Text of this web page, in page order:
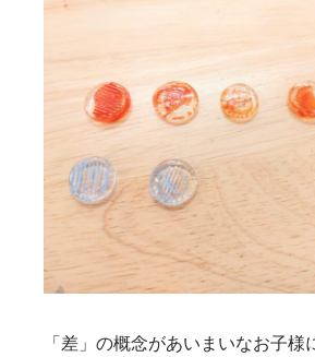
「差」の概念があいまいなお子様